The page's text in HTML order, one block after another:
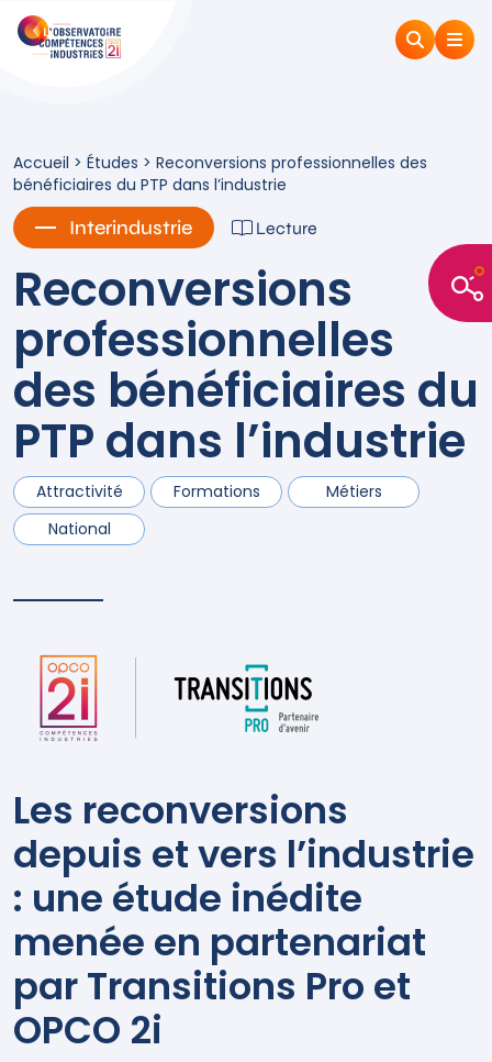
Accueil > Études > Reconversions professionnelles des
bénéficiaires du PTP dans l’industrie
Interindustrie Lecture
Reconversions
professionnelles
des bénéficiaires du
PTP dans l’industrie
Attractivité Formations
Métiers
National
Les reconversions
depuis et vers l’industrie
: une étude inédite
menée en partenariat
par Transitions Pro et
OPCO 2i